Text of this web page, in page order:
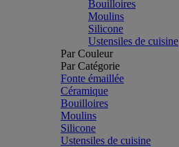
Bouilloires
Moulins
Silicone
Ustensiles de cuisine
Par Couleur
Par Catégorie
Fonte émaillée
Céramique
Bouilloires
Moulins
Silicone
Ustensiles de cuisine